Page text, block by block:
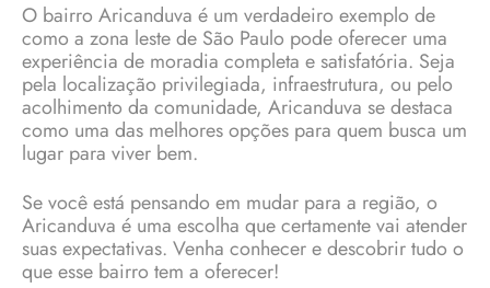
O bairro Aricanduva é um verdadeiro exemplo de
como a zona leste de São Paulo pode oferecer uma
experiência de moradia completa e satisfatória. Seja
pela localização privilegiada, infraestrutura, ou pelo
acolhimento da comunidade, Aricanduva se destaca
como uma das melhores opções para quem busca um
lugar para viver bem.
Se você está pensando em mudar para a região, o
Aricanduva é uma escolha que certamente vai atender
suas expectativas. Venha conhecer e descobrir tudo o
que esse bairro tem a oferecer!